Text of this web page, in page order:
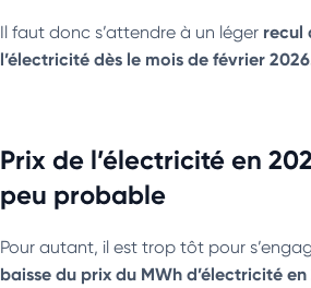
Il faut donc s’attendre à un léger recul
l’électricité dès le mois de février
Prix de l’électricité en
peu probable
Pour autant, il est trop tôt pour
baisse du prix du MWh d’électricité